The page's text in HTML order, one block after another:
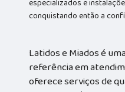
especializados e
conquistando então a
Latidos e Miados é uma
referência em
oferece serviços de